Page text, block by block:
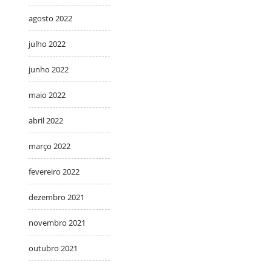
agosto 2022
julho 2022
junho 2022
maio 2022
abril 2022
março 2022
fevereiro 2022
dezembro 2021
novembro 2021
outubro 2021